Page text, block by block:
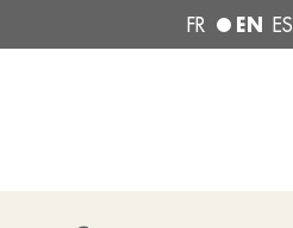
FR EN ES